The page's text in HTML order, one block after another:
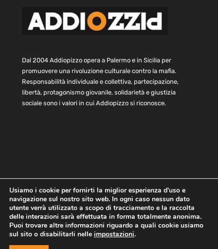
Dal 2004 Addiopizzo opera a Palermo e in Sicilia per
promuovere una rivoluzione culturale contro la mafia.
Responsabilità individuale e collettiva, partecipazione,
libertà, protagonismo giovanile, solidarietà e giustizia
sociale sono i valori in cui Addiopizzo si riconosce.
Home Statuto e bilancio
Contatti
Privacy
Cookie Child Protection Policy
Copyright © 2021 AddioPizzo | Tutti i diritti riservati | Sede
Usiamo i cookie per fornirti la miglior esperienza d'uso e
navigazione sul nostro sito web. In ogni caso nessun dato
utente verrà utilizzato a scopo di tracciamento e la raccolta
delle interazioni sarà effettuata in forma totalmente anonima.
Puoi trovare altre informazioni riguardo a quali cookie usiamo
sul sito o disabilitarli nelle impostazioni.